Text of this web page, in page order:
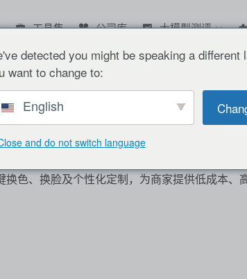
工具集 公司库 大模型测评
色、换脸及个性化定制，为商家提供低成本、
detected you might be speaking a different
want to change to:
English
and do not switch language